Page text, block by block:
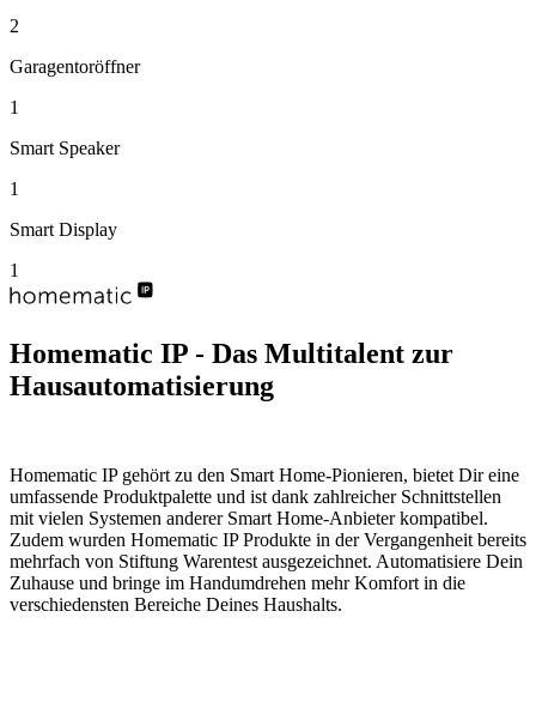
2
Garagentoröffner
1
Smart Speaker
1
Smart Display
1
Homematic IP - Das Multitalent zur
Hausautomatisierung
Homematic IP gehört zu den Smart Home-Pionieren, bietet Dir eine
umfassende Produktpalette und ist dank zahlreicher Schnittstellen
mit vielen Systemen anderer Smart Home-Anbieter kompatibel.
Zudem wurden Homematic IP Produkte in der Vergangenheit bereits
mehrfach von Stiftung Warentest ausgezeichnet. Automatisiere Dein
Zuhause und bringe im Handumdrehen mehr Komfort in die
verschiedensten Bereiche Deines Haushalts.